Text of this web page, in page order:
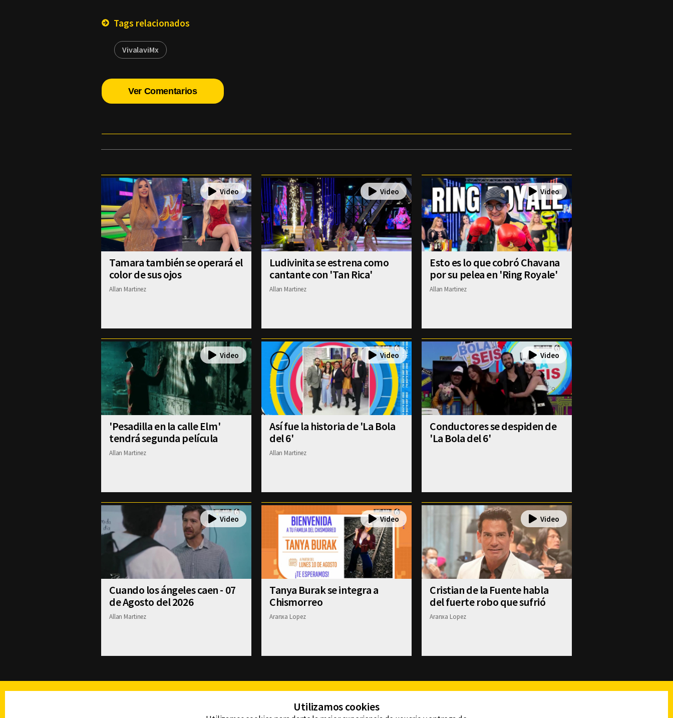
Tags relacionados
VivalaviMx
Ver Comentarios
Tamara también se operará el
color de sus ojos
Allan Martinez
Ludivinita se estrena como
cantante con 'Tan Rica'
Allan Martinez
Esto es lo que cobró Chavana
por su pelea en 'Ring Royale'
Allan Martinez
'Pesadilla en la calle Elm'
tendrá segunda película
Allan Martinez
Así fue la historia de 'La Bola
del 6'
Allan Martinez
Conductores se despiden de
'La Bola del 6'
Cuando los ángeles caen - 07
de Agosto del 2026
Allan Martinez
Tanya Burak se integra a
Chismorreo
Aranxa Lopez
Cristian de la Fuente habla
del fuerte robo que sufrió
Aranxa Lopez
Utilizamos cookies